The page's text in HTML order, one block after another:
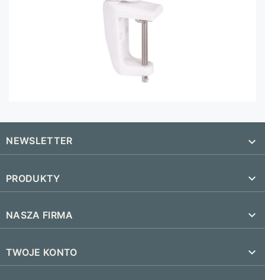
NEWSLETTER 
PRODUKTY 
Najczęściej kupowane
NASZA FIRMA 
Regulamin
TWOJE KONTO 